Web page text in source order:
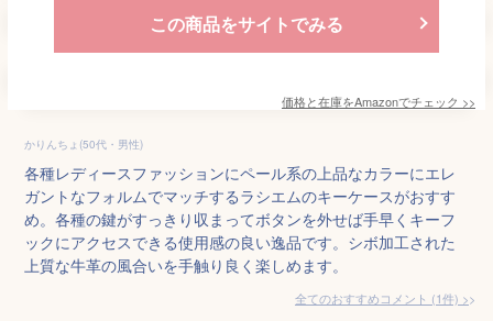
この商品をサイトでみる
価格と在庫をAmazonでチェック >>
かりんちょ(50代・男性)
各種レディースファッションにペール系の上品なカラーにエレ
ガントなフォルムでマッチするラシエムのキーケースがおすす
め。各種の鍵がすっきり収まってボタンを外せば手早くキーフ
ックにアクセスできる使用感の良い逸品です。シボ加工された
上質な牛革の風合いを手触り良く楽しめます。
全てのおすすめコメント (1件) >